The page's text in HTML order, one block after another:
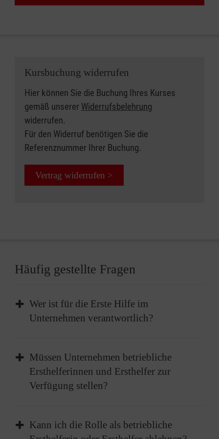
Kursbuchung widerrufen
Hier können Sie die Buchung Ihres Kurses
gemäß unserer Widerrufsbelehrung
widerrufen.
Für den Widerruf benötigen Sie die
Referenznummer Ihrer Buchung.
Vertrag widerrufen >
Häufig gestellte Fragen
Wer ist für die Erste Hilfe im
Unternehmen verantwortlich?
Im Unternehmen liegt die Verantwortung für
die Bereitstellung der Ersten Hilfe beim
Arbeitgeber. Dies beinhaltet die Einrichtung
geeigneter Strukturen sowie die Sicherstellung
betrieblichen Ersthelferinnen und Ersthelfer.
So kann sichergestellt werden, dass
Müssen Unternehmen betriebliche
Ersthelferinnen und Ersthelfer zur
Verfügung stellen?
Der Arbeitgeber ist verpflichtet, betriebliche
Ersthelferinnen und Ersthelfer ausbilden zu
Kann ich die Rolle als betriebliche